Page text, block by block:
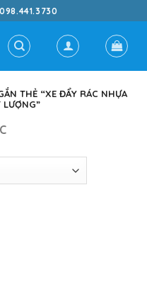
THẺ “XE ĐẨY RÁC NHỰA
LƯỢNG”